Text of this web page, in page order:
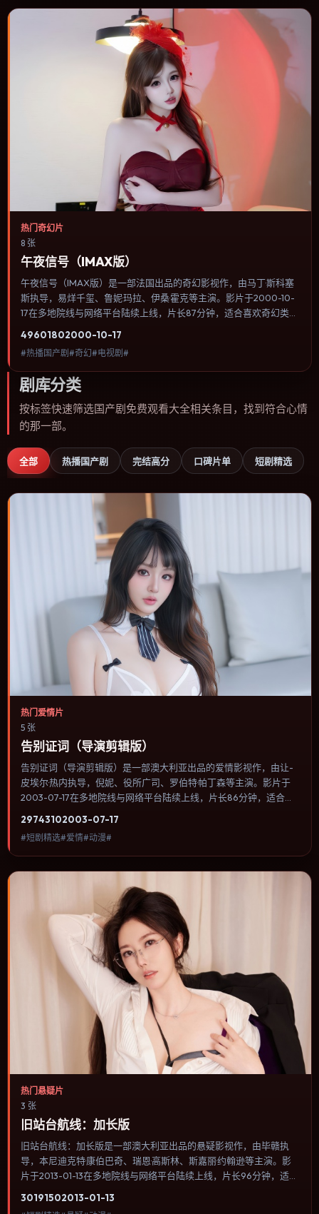
热门奇幻片
8 张
午夜信号（IMAX版）
午夜信号（IMAX版）是一部法国出品的奇幻影视作，由马丁·斯科塞
斯执导，易烊千玺、鲁妮·玛拉、伊桑·霍克等主演。影片于2000-10-
17在多地院线与网络平台陆续上线，片长87分钟，适合喜欢奇幻类
情节推进，节奏与视听语言统一，可作为休闲观影或类型片补片的选
择。
49601802000-10-17
#热播国产剧#奇幻#电视剧#
剧库分类
按标签快速筛选国产剧免费观看大全相关条目，找到符合心情
的那一部。
全部 热播国产剧 完结高分 口碑片单 短剧精选
热门爱情片
5 张
告别证词（导演剪辑版）
告别证词（导演剪辑版）是一部澳大利亚出品的爱情影视作，由让-
皮埃尔·热内执导，倪妮、役所广司、罗伯特·帕丁森等主演。影片于
2003-07-17在多地院线与网络平台陆续上线，片长86分钟，适合喜
择与情节推进，节奏与视听语言统一，可作为休闲观影或类型片补片
的选择。
29743102003-07-17
#短剧精选#爱情#动漫#
热门悬疑片
3 张
旧站台航线：加长版
旧站台航线：加长版是一部澳大利亚出品的悬疑影视作，由毕赣执
导，本尼迪克特·康伯巴奇、瑞恩·高斯林、斯嘉丽·约翰逊等主演。影
片于2013-01-13在多地院线与网络平台陆续上线，片长96分钟，适合
30191502013-01-13